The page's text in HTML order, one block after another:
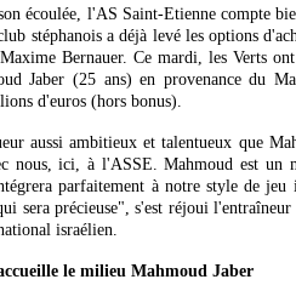
écoulée, l'AS Saint-Etienne compte
stéphanois a déjà levé les options
Bernauer. Ce mardi, les Verts
Jaber (25 ans) en provenance du
d'euros (hors bonus).
aussi ambitieux et talentueux que
nous, ici, à l'ASSE. Mahmoud est un
parfaitement à notre style de jeu
sera précieuse", s'est réjoui
israélien.
le milieu Mahmoud Jaber